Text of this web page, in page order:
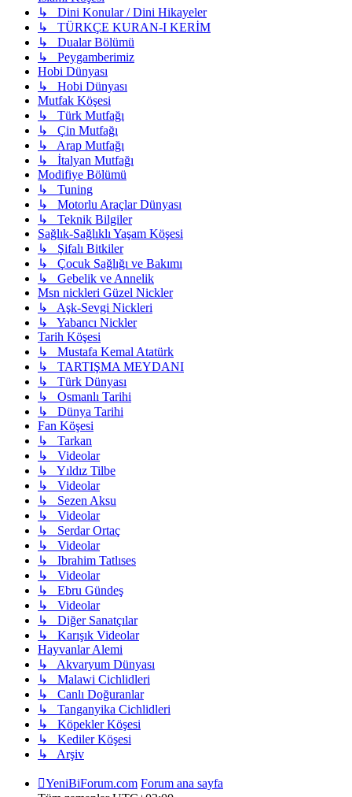
↳ Dini Konular / Dini Hikayeler
↳ TÜRKÇE KURAN-I KERİM
↳ Dualar Bölümü
↳ Peygamberimiz
Hobi Dünyası
↳ Hobi Dünyası
Mutfak Köşesi
↳ Türk Mutfağı
↳ Çin Mutfağı
↳ Arap Mutfağı
↳ İtalyan Mutfağı
Modifiye Bölümü
↳ Tuning
↳ Motorlu Araçlar Dünyası
↳ Teknik Bilgiler
Sağlık-Sağlıklı Yaşam Köşesi
↳ Şifalı Bitkiler
↳ Çocuk Sağlığı ve Bakımı
↳ Gebelik ve Annelik
Msn nickleri Güzel Nickler
↳ Aşk-Sevgi Nickleri
↳ Yabancı Nickler
Tarih Köşesi
↳ Mustafa Kemal Atatürk
↳ TARTIŞMA MEYDANI
↳ Türk Dünyası
↳ Osmanlı Tarihi
↳ Dünya Tarihi
Fan Köşesi
↳ Tarkan
↳ Videolar
↳ Yıldız Tilbe
↳ Videolar
↳ Sezen Aksu
↳ Videolar
↳ Serdar Ortaç
↳ Videolar
↳ Ibrahim Tatlıses
↳ Videolar
↳ Ebru Gündeş
↳ Videolar
↳ Diğer Sanatçılar
↳ Karışık Videolar
Hayvanlar Alemi
↳ Akvaryum Dünyası
↳ Malawi Cichlidleri
↳ Canlı Doğuranlar
↳ Tanganyika Cichlidleri
↳ Köpekler Köşesi
↳ Kediler Köşesi
↳ Arşiv
YeniBiForum.com Forum ana sayfa